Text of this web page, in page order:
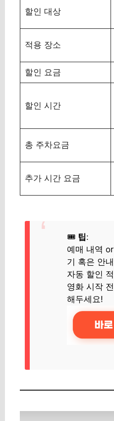
할인 대상
적용 장소
할인 요금
할인 시간
총 주차요금
추가 시간 요금
🎟 팁:
예매 내역
기 혹은 안
자동 할인
영화 시작 전
해두세요!